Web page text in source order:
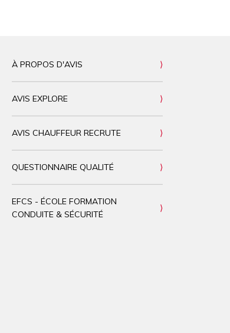
À PROPOS D'AVIS
AVIS EXPLORE
AVIS CHAUFFEUR RECRUTE
QUESTIONNAIRE QUALITÉ
EFCS - ÉCOLE FORMATION
CONDUITE & SÉCURITÉ